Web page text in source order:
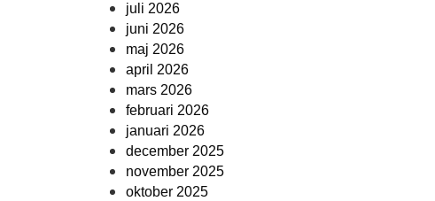
juli 2026
juni 2026
maj 2026
april 2026
mars 2026
februari 2026
januari 2026
december 2025
november 2025
oktober 2025